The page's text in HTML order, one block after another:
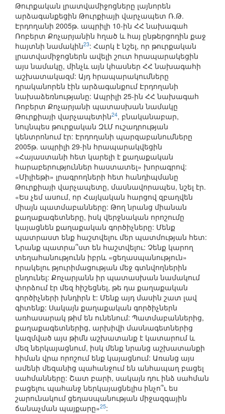
Թուրքական լրատվամիջոցները լայնորեն
արձագանքեցին Թուրքիայի վարչապետ Ռ.Թ.
Էրդողանի 2005թ. ապրիլի 10-ին ՀՀ նախագահ
Ռոբերտ Քոչարյանին հղած և հայ ընթերցողին քաջ
հայտնի նամակին23: Հարկ է նշել, որ թուրքական
լրատվամիջոցներն ավելի շուտ հրապարակեցին
այս նամակը, մինչև այն կհասներ ՀՀ նախագահի
աշխատակազմ: Այդ հրապարակումները
դրականորեն էին արձագանքում Էրդողանի
նախաձեռնությանը: Ապրիլի 25-ին ՀՀ նախագահ
Ռոբերտ Քոչարյանի պատասխան նամակը
Թուրքիայի վարչապետին24, բնականաբար,
նույնպես թուրքական ԶԼՄ ուշադրության
կենտրոնում էր: Էրդողանի պարզաբանումները
2005թ. ապրիլի 29-ին հրապարակվեցին
«Հայաստանի հետ կարելի է քաղաքական
հարաբերություններ հաստատել» խորագրով:
«Միլիեթի» լրագրողների հետ հանդիպմանը
Թուրքիայի վարչապետը, մասնավորապես, նշել էր.
«Ես չեմ ասում, որ Հայկական հարցով զբաղվեն
միայն պատմաբանները: Թող նրանց միանան
քաղաքագետները, իսկ վերջնական որոշումը
կայացնեն քաղաքական գործիչները: Մենք
պատրաստ ենք հաշտվելու մեր պատմության հետ:
Նրանք պատրա՞ստ են հաշտվելու: Չենք կարող
տեղահանությունն իբրև «ցեղասպանություն»
որակելու թյուրիմացության մեջ գտնվողներին
ընդունել: Քոչարյանն իր պատասխան նամակում
փորձում էր մեզ հիշեցնել, թե դա քաղաքական
գործիչների խնդիրն է: Մենք այդ մասին շատ լավ
գիտենք: Սակայն քաղաքական գործիչներն
առհասարակ թիմ են ունենում: Պատմաբաններից,
քաղաքագետներից, արխիվի մասնագետներից
կազմված այս թիմն աշխատանք է կատարում և
մեզ ներկայացնում, իսկ մենք նրանց աշխատանքի
հիման վրա որոշում ենք կայացնում: Առանց այս
ամենի մեզանից պահանջում են անհապաղ բացել
սահմանները: Շատ բարի, սակայն դու ինձ սահման
բացելու պահանջ ներկայացնելիս ինչո՞ւ ես
շարունակում ցեղասպանության միջազգային
ճանաչման պայքարը»25: